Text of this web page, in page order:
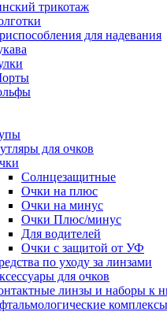
трикотаж
для надевания
для очков
Солнцезащитные
Очки на плюс
Очки на минус
Очки Плюс/минус
Для водителей
Очки с защитой от УФ
по уходу за линзами
для очков
линзы и наборы к
комплексы